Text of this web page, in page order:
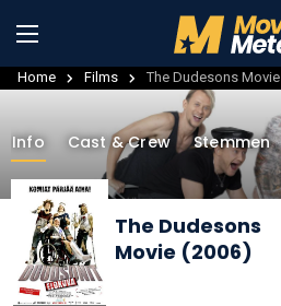
Home Films The Dudesons Movie
Info Cast & Crew Stemmen
The Dudesons
Movie (2006)